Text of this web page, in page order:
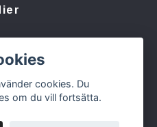
cookies. Du
om du vill fortsätta.